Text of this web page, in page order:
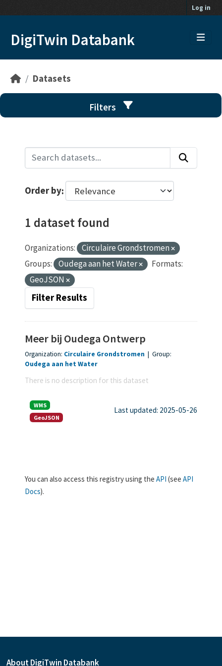
Log in
DigiTwin Databank
Datasets
Filters
Order by
1 dataset found
Organizations:
Circulaire Grondstromen
Groups:
Oudega aan het Water
Formats:
GeoJSON
Filter Results
Meer bij Oudega Ontwerp
Organization: Circulaire Grondstromen | Group:
Oudega aan het Water
There is no description for this dataset
WMS
GeoJSON
Last updated: 2025-05-26
You can also access this registry using the API (see API
Docs).
About DigiTwin Databank